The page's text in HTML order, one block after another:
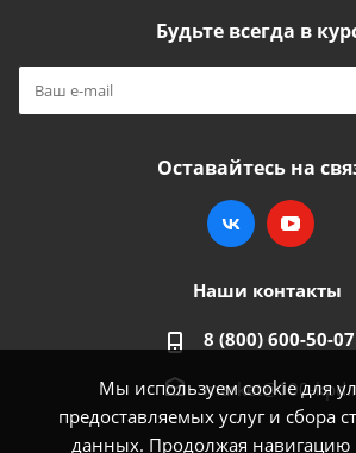
Мы используем cookie для
предоставляемых услуг и сбора
данных. Продолжая навигацию
Будьте всегда в
Оставайтесь на
Наши контакты
8 (800) 600-50-07
market@100-